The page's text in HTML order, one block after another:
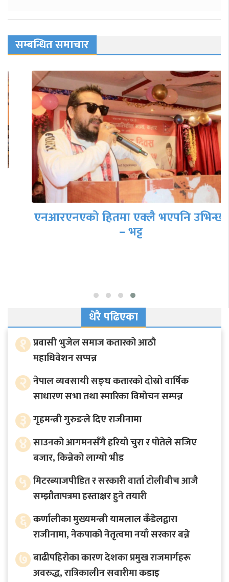
सम्बन्धित समाचार
एनआरएनएको हितमा एक्लै भएपनि उभिन्छौँ
– भट्ट
धेरै पढिएका
१ प्रवासी भुजेल समाज कतारको आठाै
महाधिवेशन सप्पन्न
२ नेपाल व्यवसायी सङ्घ कतारको दोस्रो वार्षिक
साधारण सभा तथा स्मारिका विमोचन सम्पन्न
३ गृहमन्त्री गुरुङले दिए राजीनामा
४ साउनको आगमनसँगै हरियो चुरा र पोतेले सजिए
बजार, किन्नेको लाग्यो भीड
५ मिटरब्याजपीडित र सरकारी वार्ता टोलीबीच आजै
सम्झौतापत्रमा हस्ताक्षर हुने तयारी
६ कर्णालीका मुख्यमन्त्री यामलाल कँडेलद्वारा
राजीनामा, नेकपाको नेतृत्वमा नयाँ सरकार बन्ने
७ बाढीपहिरोका कारण देशका प्रमुख राजमार्गहरू
अवरुद्ध, रात्रिकालीन सवारीमा कडाइ